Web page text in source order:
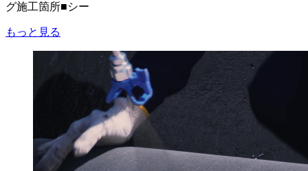
グ施工箇所■シー
もっと見る